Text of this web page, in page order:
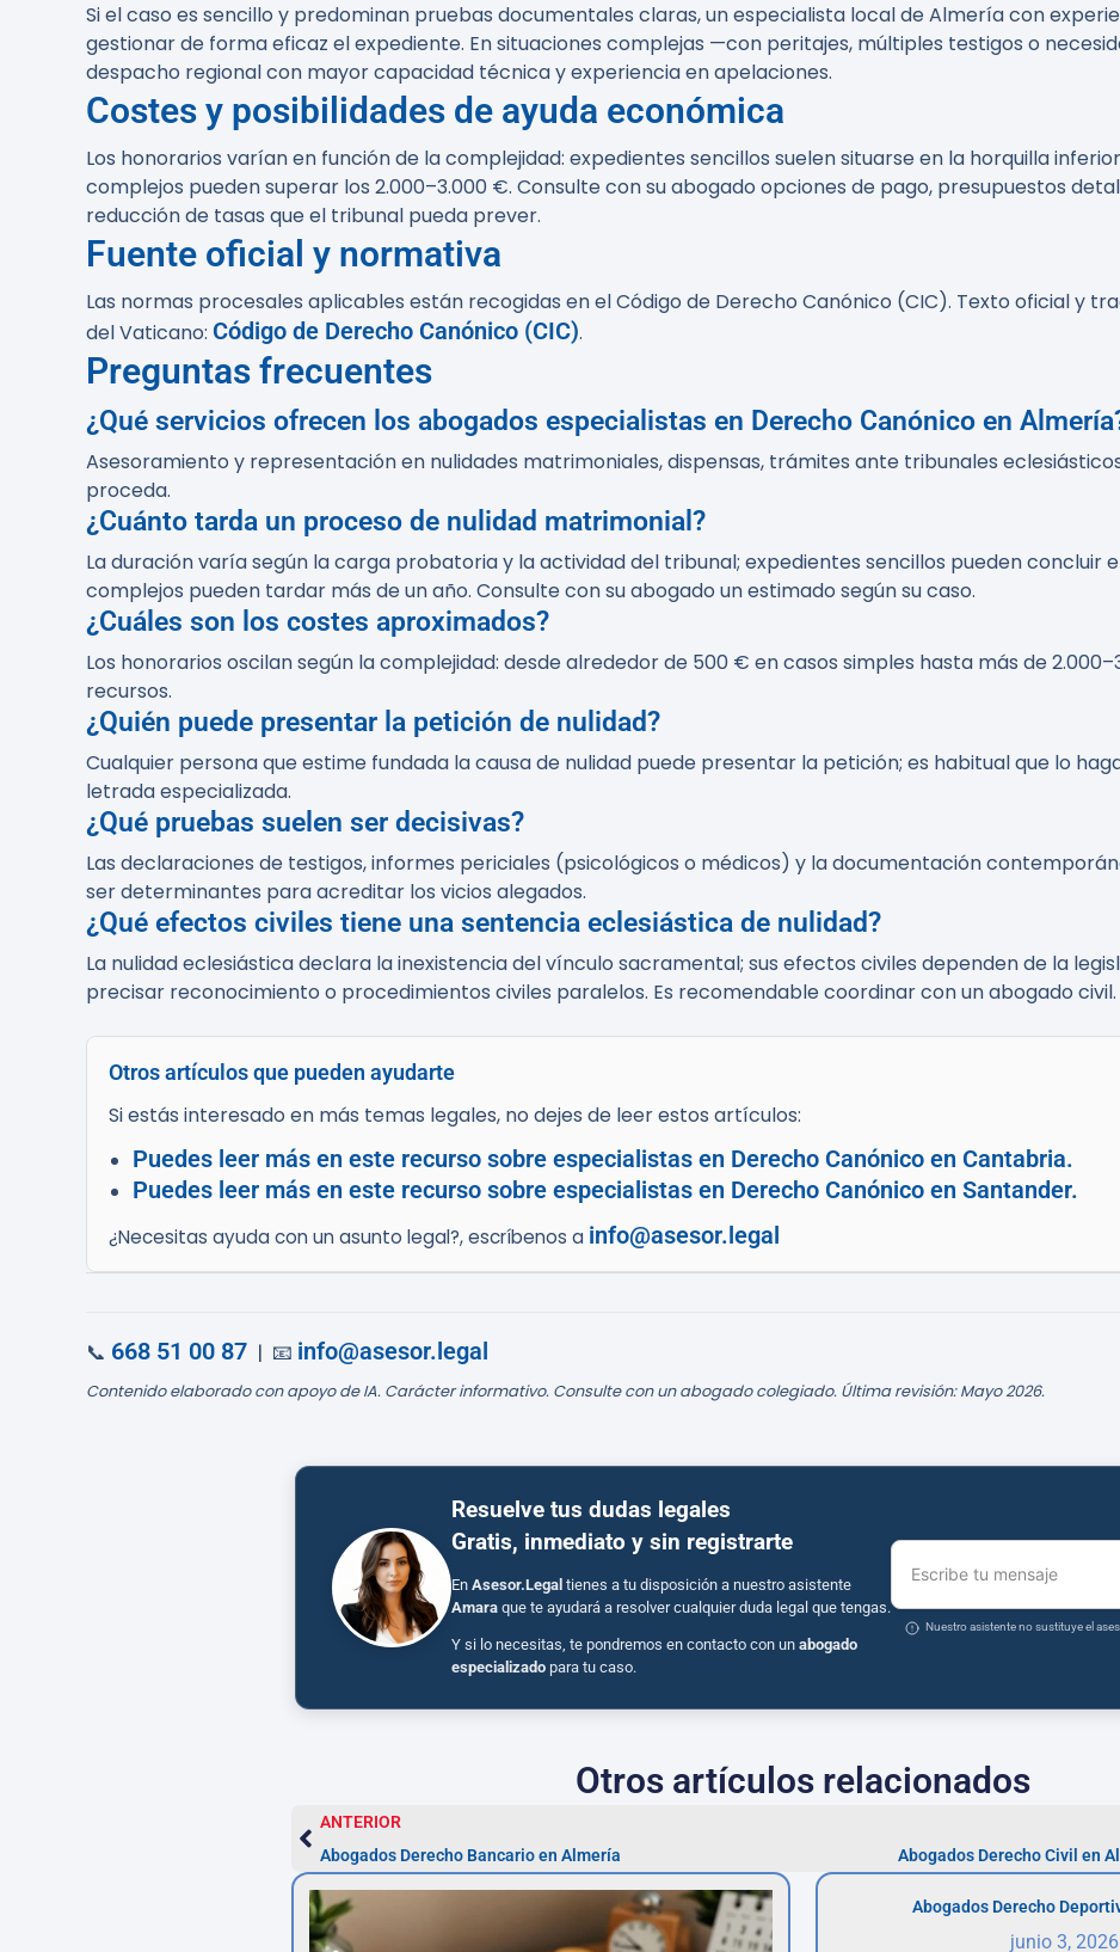
Si el caso es sencillo y predominan pruebas documentales claras, un especialista local de Almería con
gestionar de forma eficaz el expediente. En situaciones complejas —con peritajes, múltiples testigos o
despacho regional con mayor capacidad técnica y experiencia en apelaciones.
Costes y posibilidades de ayuda económica
Los honorarios varían en función de la complejidad: expedientes sencillos suelen situarse en la horquilla
complejos pueden superar los 2.000–3.000 €. Consulte con su abogado opciones de pago, presupuestos
reducción de tasas que el tribunal pueda prever.
Fuente oficial y normativa
Las normas procesales aplicables están recogidas en el Código de Derecho Canónico (CIC). Texto oficial y
del Vaticano: Código de Derecho Canónico (CIC).
Preguntas frecuentes
¿Qué servicios ofrecen los abogados especialistas en Derecho Canónico en
Asesoramiento y representación en nulidades matrimoniales, dispensas, trámites ante tribunales
proceda.
¿Cuánto tarda un proceso de nulidad matrimonial?
La duración varía según la carga probatoria y la actividad del tribunal; expedientes sencillos pueden concluir
complejos pueden tardar más de un año. Consulte con su abogado un estimado según su caso.
¿Cuáles son los costes aproximados?
Los honorarios oscilan según la complejidad: desde alrededor de 500 € en casos simples hasta más de
recursos.
¿Quién puede presentar la petición de nulidad?
Cualquier persona que estime fundada la causa de nulidad puede presentar la petición; es habitual que lo
letrada especializada.
¿Qué pruebas suelen ser decisivas?
Las declaraciones de testigos, informes periciales (psicológicos o médicos) y la documentación
ser determinantes para acreditar los vicios alegados.
¿Qué efectos civiles tiene una sentencia eclesiástica de nulidad?
La nulidad eclesiástica declara la inexistencia del vínculo sacramental; sus efectos civiles dependen de la
precisar reconocimiento o procedimientos civiles paralelos. Es recomendable coordinar con un abogado civil.
Otros artículos que pueden ayudarte
Si estás interesado en más temas legales, no dejes de leer estos artículos:
Puedes leer más en este recurso sobre especialistas en Derecho Canónico en Cantabria.
Puedes leer más en este recurso sobre especialistas en Derecho Canónico en Santander.
¿Necesitas ayuda con un asunto legal?, escríbenos a info@asesor.legal
📞 668 51 00 87 | 📧 info@asesor.legal
Contenido elaborado con apoyo de IA. Carácter informativo. Consulte con un abogado colegiado. Última revisión: Mayo 2026.
Resuelve tus dudas legales
Gratis, inmediato y sin registrarte
En Asesor.Legal tienes a tu disposición a nuestro asistente
Amara que te ayudará a resolver cualquier duda legal que tengas.
Y si lo necesitas, te pondremos en contacto con un abogado
especializado para tu caso.
Escribe tu mensaje
Nuestro asistente no sustituye el
Otros artículos relacionados
ANTERIOR
Abogados Derecho Bancario en Almería
Abogados Derecho Civil en
Abogados Derecho
junio 3, 2026